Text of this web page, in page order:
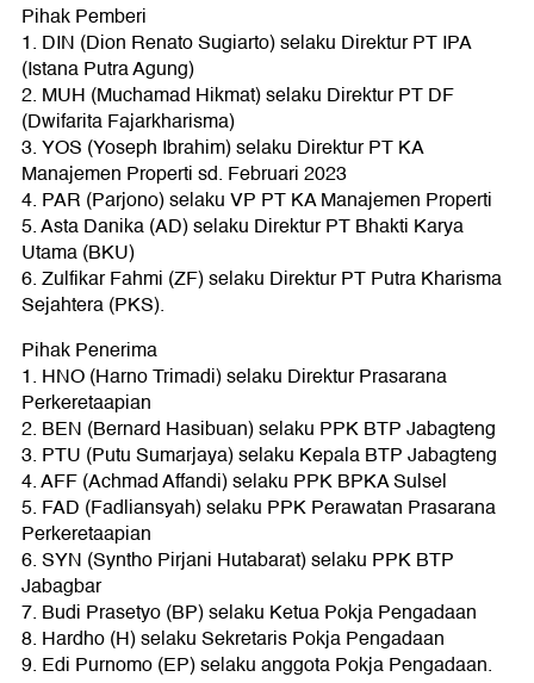
Pihak Pemberi
1. DIN (Dion Renato Sugiarto) selaku Direktur PT IPA
(Istana Putra Agung)
2. MUH (Muchamad Hikmat) selaku Direktur PT DF
(Dwifarita Fajarkharisma)
3. YOS (Yoseph Ibrahim) selaku Direktur PT KA
Manajemen Properti sd. Februari 2023
4. PAR (Parjono) selaku VP PT KA Manajemen Properti
5. Asta Danika (AD) selaku Direktur PT Bhakti Karya
Utama (BKU)
6. Zulfikar Fahmi (ZF) selaku Direktur PT Putra Kharisma
Sejahtera (PKS).
Pihak Penerima
1. HNO (Harno Trimadi) selaku Direktur Prasarana
Perkeretaapian
2. BEN (Bernard Hasibuan) selaku PPK BTP Jabagteng
3. PTU (Putu Sumarjaya) selaku Kepala BTP Jabagteng
4. AFF (Achmad Affandi) selaku PPK BPKA Sulsel
5. FAD (Fadliansyah) selaku PPK Perawatan Prasarana
Perkeretaapian
6. SYN (Syntho Pirjani Hutabarat) selaku PPK BTP
Jabagbar
7. Budi Prasetyo (BP) selaku Ketua Pokja Pengadaan
8. Hardho (H) selaku Sekretaris Pokja Pengadaan
9. Edi Purnomo (EP) selaku anggota Pokja Pengadaan.